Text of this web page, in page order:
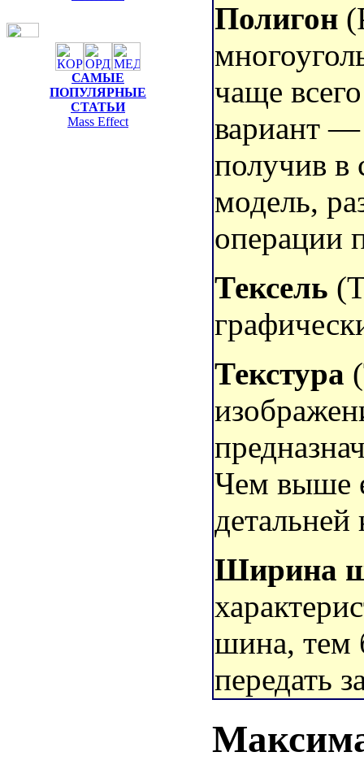
САМЫЕ
ПОПУЛЯРНЫЕ
СТАТЬИ
Mass Effect
Полигон
чаще
вариант —
получив в
модель,
операции
Тексель
Текстура
Чем выше
детальней
Ширина
шина, тем
передать